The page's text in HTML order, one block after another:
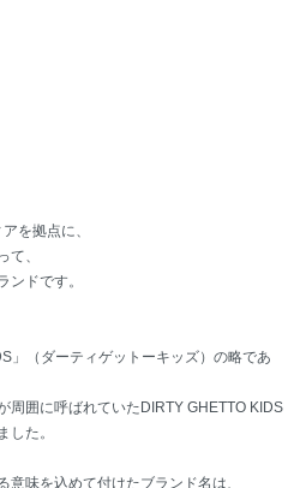
を拠点に、
て、
ンドです。
」（ダーティゲットーキッズ）の略であ
周囲に呼ばれていたDIRTY GHETTO KIDS
した。
味を込めて付けたブランド名は、